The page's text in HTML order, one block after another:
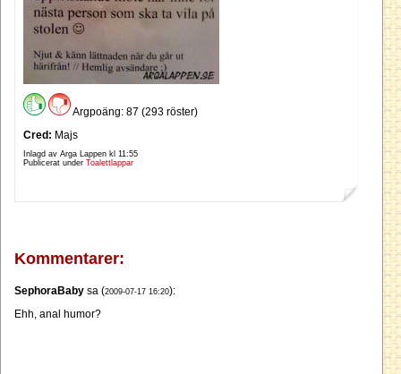
Argpoäng: 87 (293 röster)
Cred: Majs
Inlagd av Arga Lappen kl 11:55
Publicerat under Toalettlappar
Kommentarer:
SephoraBaby sa (2009-07-17 16:20):
Ehh, anal humor?